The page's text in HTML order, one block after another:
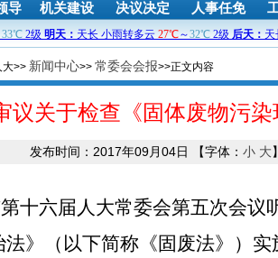
导
机关建设 决议决定 人事任免
大>> 新闻中心>> 常委会会报>>正文内容
议关于检查《固体废物污
发布时间：2017年09月04日 【字体： 小 大】
十六届人大常委会第五次会
法》（以下简称《固废法》）